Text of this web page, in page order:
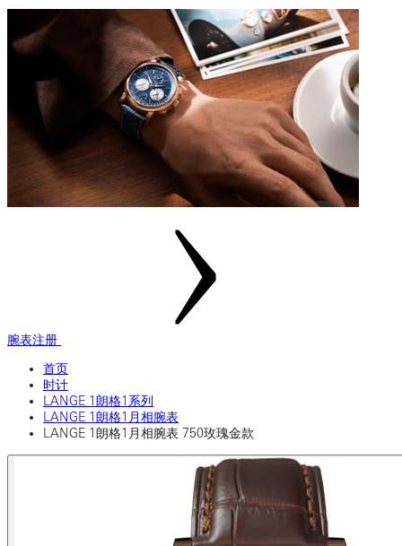
腕表注册
首页
时计
LANGE 1朗格1系列
LANGE 1朗格1月相腕表
LANGE 1朗格1月相腕表 750玫瑰金款